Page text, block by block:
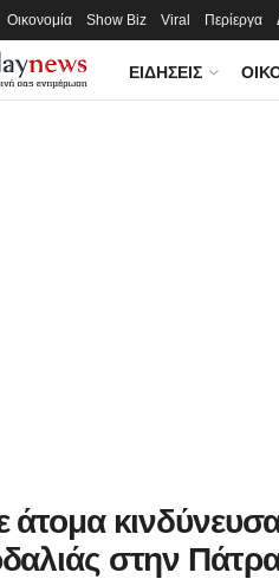
Οικονομία Show Biz Viral Περίεργα
ΕΙΔΉΣΕΙΣ
άτομα
στην